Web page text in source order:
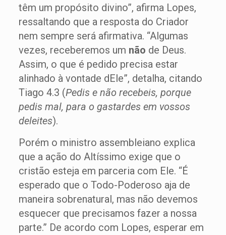
têm um propósito divino”, afirma Lopes,
ressaltando que a resposta do Criador
nem sempre será afirmativa. “Algumas
vezes, receberemos um não de Deus.
Assim, o que é pedido precisa estar
alinhado à vontade dEle”, detalha, citando
Tiago 4.3 (Pedis e não recebeis, porque
pedis mal, para o gastardes em vossos
deleites).
Porém o ministro assembleiano explica
que a ação do Altíssimo exige que o
cristão esteja em parceria com Ele. “É
esperado que o Todo-Poderoso aja de
maneira sobrenatural, mas não devemos
esquecer que precisamos fazer a nossa
parte.” De acordo com Lopes, esperar em